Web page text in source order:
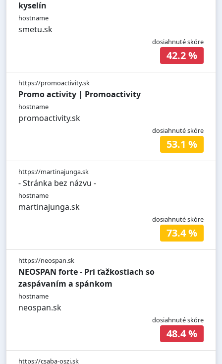
kyselín
hostname
smetu.sk
dosiahnuté skóre
42.2 %
https://promoactivity.sk
Promo activity | Promoactivity
hostname
promoactivity.sk
dosiahnuté skóre
53.1 %
https://martinajunga.sk
- Stránka bez názvu -
hostname
martinajunga.sk
dosiahnuté skóre
73.4 %
https://neospan.sk
NEOSPAN forte - Pri ťažkostiach so
zaspávaním a spánkom
hostname
neospan.sk
dosiahnuté skóre
48.4 %
https://csaba-oszi.sk